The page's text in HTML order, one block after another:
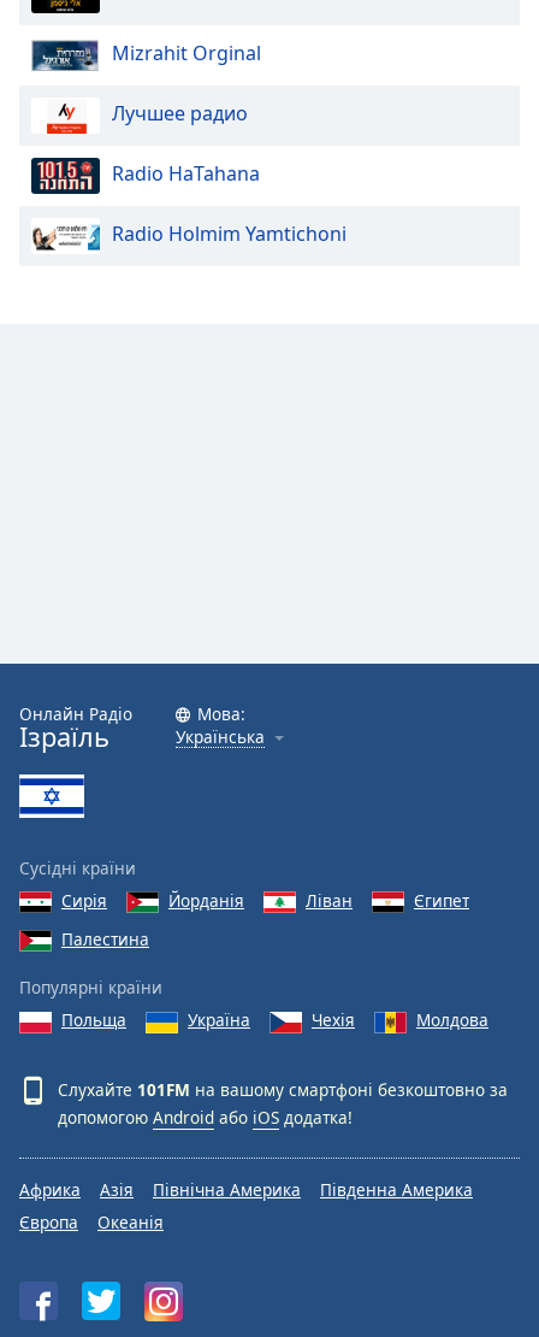
Font
Text
Edge
Mizrahit Orginal
Лучшее радио
Radio HaTahana
Radio Holmim Yamtichoni
Онлайн Радіо
Ізраїль
Мова:
Українська
Сусідні країни
Сирія
Йорданія Ліван
Єгипет
Палестина
Популярні країни
Польща
Україна Чехія Молдова
Слухайте 101FM на вашому смартфоні безкоштовно за
допомогою Android або iOS додатка!
Африка Азія Північна Америка
Південна Америка
Європа
Океанія